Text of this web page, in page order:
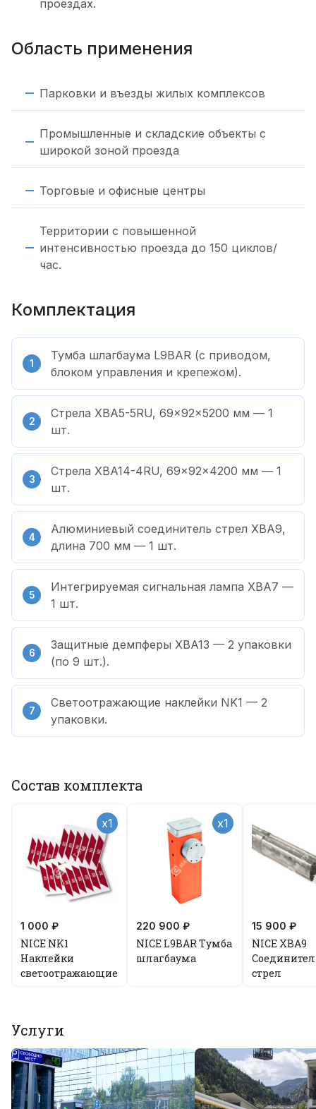
проездах.
Область применения
Парковки и въезды жилых комплексов
Промышленные и складские объекты с
широкой зоной проезда
Торговые и офисные центры
Территории с повышенной
интенсивностью проезда до 150 циклов/
час.
Комплектация
Тумба шлагбаума L9BAR (с приводом,
блоком управления и крепежом).
Стрела XBA5-5RU, 69×92×5200 мм — 1
шт.
Стрела XBA14-4RU, 69×92×4200 мм — 1
шт.
Алюминиевый соединитель стрел XBA9,
длина 700 мм — 1 шт.
Интегрируемая сигнальная лампа XBA7 —
1 шт.
Защитные демпферы XBA13 — 2 упаковки
(по 9 шт.).
Светоотражающие наклейки NK1 — 2
упаковки.
Состав комплекта
x1
1 000 ₽
NICE NK1
Наклейки
светоотражающие
x1
220 900 ₽
NICE L9BAR Тумба
шлагбаума
15 900 ₽
NICE XBA9
стрел
Услуги